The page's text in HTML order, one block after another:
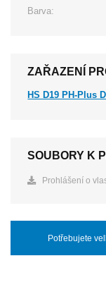
Barva:
ZAŘAZENÍ
HS D19 PH-Plus
SOUBORY K
Prohlášení o
Potřebujete